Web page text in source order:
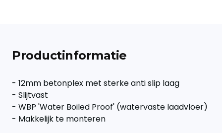
Productinformatie
- 12mm betonplex met sterke anti slip laag
- Slijtvast
- WBP 'Water Boiled Proof' (watervaste laadvloer)
- Makkelijk te monteren